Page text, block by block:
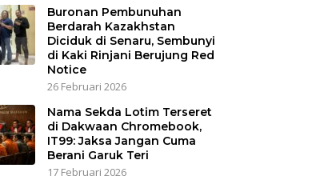
Buronan Pembunuhan
Berdarah Kazakhstan
Diciduk di Senaru, Sembunyi
di Kaki Rinjani Berujung Red
Notice
26 Februari 2026
Nama Sekda Lotim Terseret
di Dakwaan Chromebook,
IT99: Jaksa Jangan Cuma
Berani Garuk Teri
17 Februari 2026